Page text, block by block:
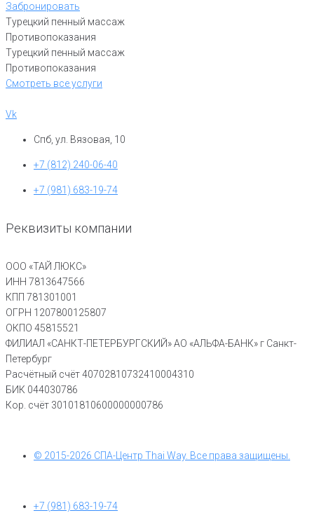
Забронировать
Турецкий пенный массаж
Противопоказания
Турецкий пенный массаж
Противопоказания
Смотреть все услуги
Vk
Спб, ул. Вязовая, 10
+7 (812) 240-06-40
+7 (981) 683-19-74
Реквизиты компании
ООО «ТАЙ ЛЮКС»
ИНН 7813647566
КПП 781301001
ОГРН 1207800125807
ОКПО 45815521
ФИЛИАЛ «САНКТ-ПЕТЕРБУРГСКИЙ» АО «АЛЬФА-БАНК» г Санкт-
Петербург
Расчётный счёт 40702810732410004310
БИК 044030786
Кор. счёт 30101810600000000786
© 2015-2026 СПА-Центр Thai Way. Все права защищены.
+7 (981) 683-19-74